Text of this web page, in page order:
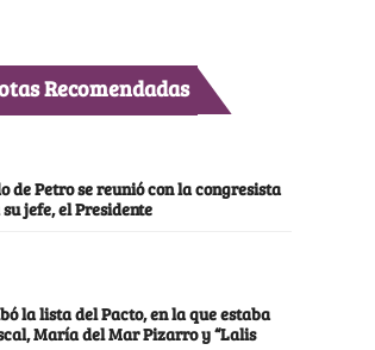
Recomendadas
de Petro se reunió con la congresista
jefe, el Presidente
la lista del Pacto, en la que estaba
María del Mar Pizarro y “Lalis